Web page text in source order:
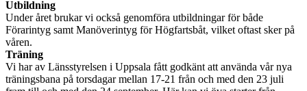
Utbildning
Under året brukar vi också genomföra utbildningar för både
Förarintyg samt Manöverintyg för Högfartsbåt, vilket oftast sker på
våren.
Träning
Vi har av Länsstyrelsen i Uppsala fått godkänt att använda vår nya
träningsbana på torsdagar mellan 17-21 från och med den 23 juli